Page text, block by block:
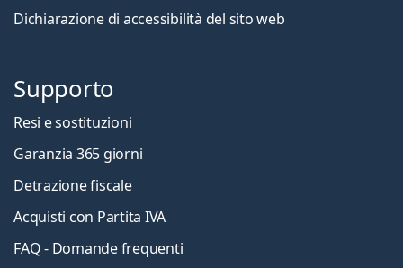
Dichiarazione di accessibilità del sito web
Supporto
Resi e sostituzioni
Garanzia 365 giorni
Detrazione fiscale
Acquisti con Partita IVA
FAQ - Domande frequenti